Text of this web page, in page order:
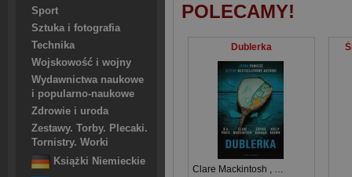
Sport
Sztuka i fotografia
Technika
Wojskowość i wojny
Wydawnictwa naukowe
i popularno-naukowe
Zdrowie i uroda
Zestawy. Torby. Plecaki.
Tornistry. Worki
Książki Niemieckie
POLECAMY!
Dublerka
Clare Mackintosh , B.A. Paris